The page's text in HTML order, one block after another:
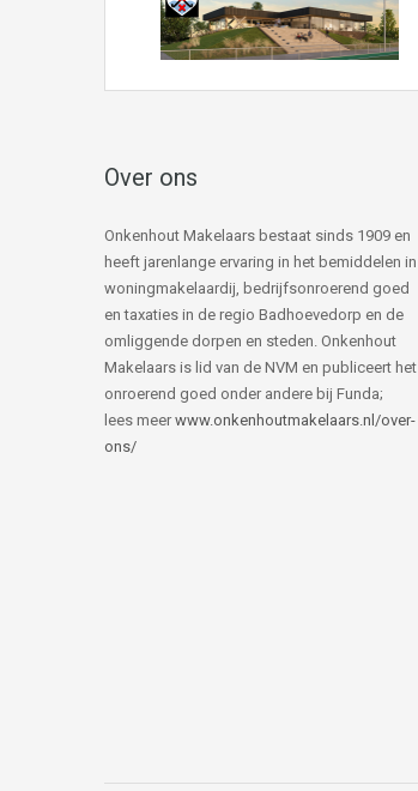
Over ons
Onkenhout Makelaars bestaat sinds 1909 en
heeft jarenlange ervaring in het bemiddelen in
woningmakelaardij, bedrijfsonroerend goed
en taxaties in de regio Badhoevedorp en de
omliggende dorpen en steden. Onkenhout
Makelaars is lid van de NVM en publiceert het
onroerend goed onder andere bij Funda;
lees meer www.onkenhoutmakelaars.nl/over-
ons/